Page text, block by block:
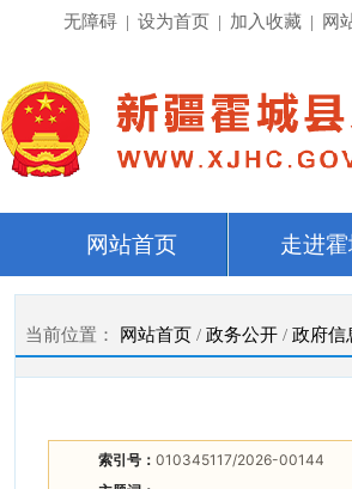
无障碍 | 设为首页 | 加入收藏 | 网
网站首页 走进
当前位置： 网站首页 / 政务公开 / 政府信
索引号： 010345117/2026-00144